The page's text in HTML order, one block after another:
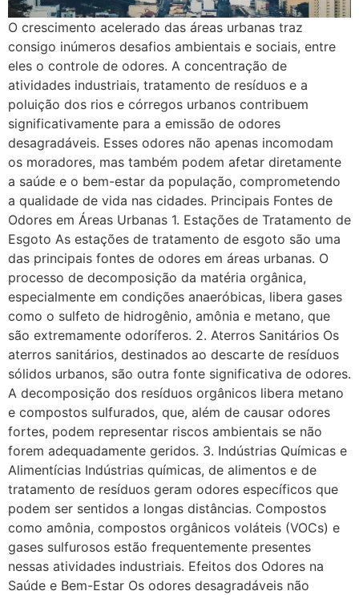
O crescimento acelerado das áreas urbanas traz
consigo inúmeros desafios ambientais e sociais, entre
eles o controle de odores. A concentração de
atividades industriais, tratamento de resíduos e a
poluição dos rios e córregos urbanos contribuem
significativamente para a emissão de odores
desagradáveis. Esses odores não apenas incomodam
os moradores, mas também podem afetar diretamente
a saúde e o bem-estar da população, comprometendo
a qualidade de vida nas cidades. Principais Fontes de
Odores em Áreas Urbanas 1. Estações de Tratamento de
Esgoto As estações de tratamento de esgoto são uma
das principais fontes de odores em áreas urbanas. O
processo de decomposição da matéria orgânica,
especialmente em condições anaeróbicas, libera gases
como o sulfeto de hidrogênio, amônia e metano, que
são extremamente odoríferos. 2. Aterros Sanitários Os
aterros sanitários, destinados ao descarte de resíduos
sólidos urbanos, são outra fonte significativa de odores.
A decomposição dos resíduos orgânicos libera metano
e compostos sulfurados, que, além de causar odores
fortes, podem representar riscos ambientais se não
forem adequadamente geridos. 3. Indústrias Químicas e
Alimentícias Indústrias químicas, de alimentos e de
tratamento de resíduos geram odores específicos que
podem ser sentidos a longas distâncias. Compostos
como amônia, compostos orgânicos voláteis (VOCs) e
gases sulfurosos estão frequentemente presentes
nessas atividades industriais. Efeitos dos Odores na
Saúde e Bem-Estar Os odores desagradáveis não